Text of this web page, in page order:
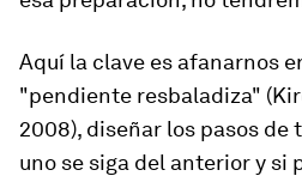
Aquí la clave es afanarnos
"pendiente resbaladiza"
2008), diseñar los pasos de
uno se siga del anterior y si